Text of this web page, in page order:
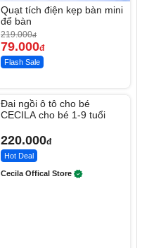
Quạt tích điện kẹp bàn mini
để bàn
219.000đ
79.000đ
Flash Sale
Đai ngồi ô tô cho bé
CECILA cho bé 1-9 tuổi
220.000đ
Hot Deal
Cecila Offical Store